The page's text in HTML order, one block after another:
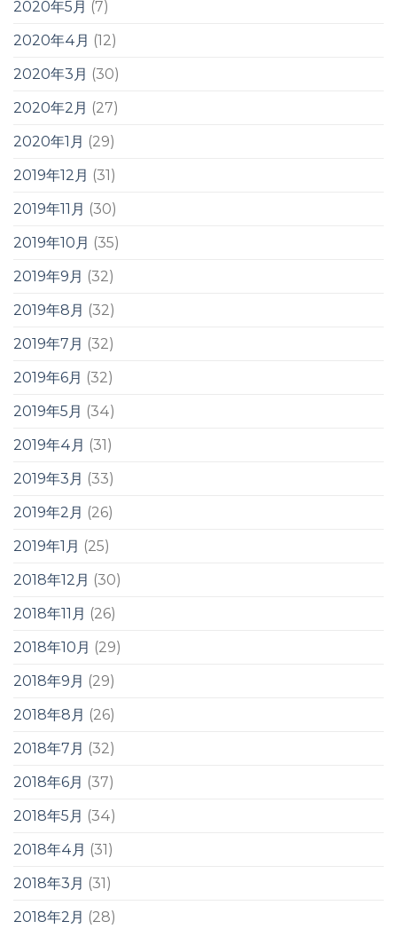
2020年5月 (7)
2020年4月 (12)
2020年3月 (30)
2020年2月 (27)
2020年1月 (29)
2019年12月 (31)
2019年11月 (30)
2019年10月 (35)
2019年9月 (32)
2019年8月 (32)
2019年7月 (32)
2019年6月 (32)
2019年5月 (34)
2019年4月 (31)
2019年3月 (33)
2019年2月 (26)
2019年1月 (25)
2018年12月 (30)
2018年11月 (26)
2018年10月 (29)
2018年9月 (29)
2018年8月 (26)
2018年7月 (32)
2018年6月 (37)
2018年5月 (34)
2018年4月 (31)
2018年3月 (31)
2018年2月 (28)